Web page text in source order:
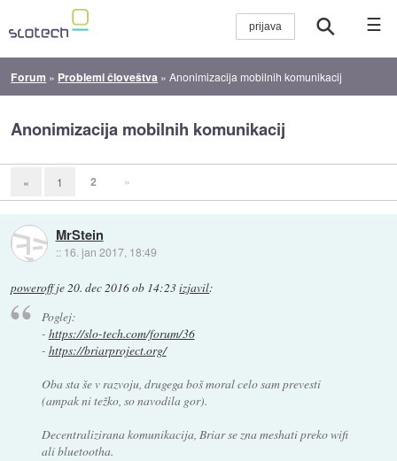
☰
Forum » Problemi človeštva »Anonimizacija mobilnih komunikacij
Anonimizacija mobilnih komunikacij
« 1 2 »
MrStein
:: 16. jan 2017, 18:49
poweroffje20. dec 2016 ob 14:23izjavil:
Poglej:
- https://slo-tech.com/forum/36
- https://briarproject.org/
Oba sta še v razvoju, drugega boš moral celo sam prevesti
(ampak ni težko, so navodila gor).
Decentralizirana komunikacija, Briar se zna meshati preko wifi
ali bluetootha.